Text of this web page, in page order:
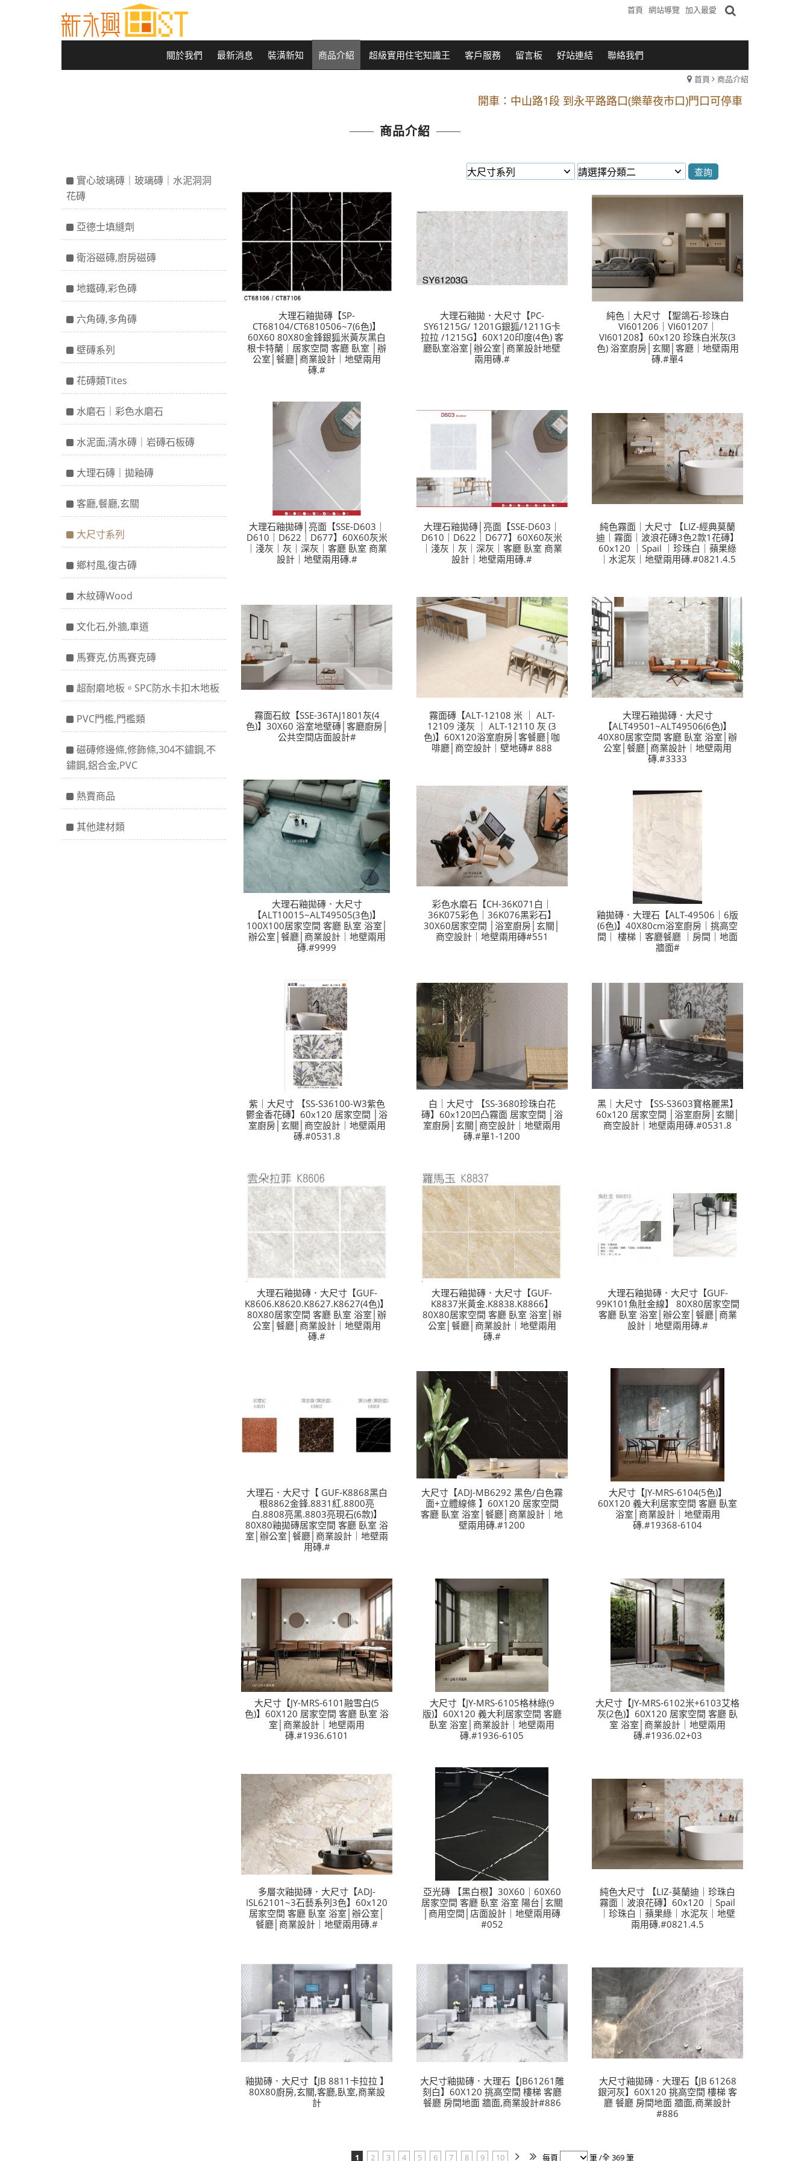
首頁 網站導覽 加入最愛
關於我們 最新消息 裝潢新知 商品介紹 超級實用住宅知識王 客戶服務 留言板 好站連結 聯絡我們
首頁 商品介紹
開車：中山路1段 到永平路路口(樂華夜市口)門口可停車
捷運： 中和線【頂溪站 2 號出口】往中山路1段139號約10分鐘
原Line已滿 無法加Line好友 請親愛的客戶加入 LINE官方帳號@a0975005573
捷運： 中和線【頂溪站 2 號出口】往中山路1段139號約10分鐘
原Line已滿 無法加Line好友 請親愛的客戶加入 LINE官方帳號@a0975005573
商品介紹
實心玻璃磚｜玻璃磚｜水泥洞洞
花磚
亞德士填縫劑
衛浴磁磚,廚房磁磚
地鐵磚,彩色磚
六角磚,多角磚
壁磚系列
花磚類Tites
水磨石｜彩色水磨石
水泥面,清水磚｜岩磚石板磚
大理石磚｜拋釉磚
客廳,餐廳,玄關
大尺寸系列
鄉村風,復古磚
木紋磚Wood
文化石,外牆,車道
馬賽克,仿馬賽克磚
超耐磨地板。SPC防水卡扣木地板
PVC門檻,門檻類
磁磚修邊條,修飾條,304不鏽鋼,不
鏽鋼,鋁合金,PVC
熱賣商品
其他建材類
大理石釉拋磚【SP-
CT68104/CT6810506~7(6色)】
60X60 80X80金鋒銀狐米黃灰黑白
根卡特蘭｜居家空間 客廳 臥室 │辦
公室│餐廳│商業設計｜地壁兩用
磚.#
大理石釉拋．大尺寸【PC-
SY61215G/ 1201G銀狐/1211G卡
拉拉 /1215G】60X120印度(4色) 客
廳臥室浴室│辦公室│商業設計地壁
兩用磚.#
純色｜大尺寸 【聖鴿石-珍珠白
VI601206｜VI601207｜
VI601208】60x120 珍珠白米灰(3
色) 浴室廚房│玄關│客廳｜地壁兩用
磚.#單4
大理石釉拋磚│亮面【SSE-D603｜
D610｜D622｜D677】60X60灰米
｜淺灰｜灰｜深灰｜客廳 臥室 商業
設計｜地壁兩用磚.#
大理石釉拋磚│亮面【SSE-D603｜
D610｜D622｜D677】60X60灰米
｜淺灰｜灰｜深灰｜客廳 臥室 商業
設計｜地壁兩用磚.#
純色霧面｜大尺寸 【LIZ-經典莫蘭
迪｜霧面｜波浪花磚3色2款1花磚】
60x120 ｜Spail ｜珍珠白｜蘋果綠
｜水泥灰｜地壁兩用磚.#0821.4.5
霧面石紋【SSE-36TAJ1801灰(4
色)】30X60 浴室地壁磚│客廳廚房│
公共空間店面設計#
霧面磚【ALT-12108 米 ｜ ALT-
12109 淺灰 ｜ ALT-12110 灰 (3
色)】60X120浴室廚房│客餐廳│咖
啡廳│商空設計｜壁地磚# 888
大理石釉拋磚．大尺寸
【ALT49501~ALT49506(6色)】
40X80居家空間 客廳 臥室 浴室│辦
公室│餐廳│商業設計｜地壁兩用
磚.#3333
大理石釉拋磚．大尺寸
【ALT10015~ALT49505(3色)】
100X100居家空間 客廳 臥室 浴室│
辦公室│餐廳│商業設計｜地壁兩用
磚.#9999
彩色水磨石【CH-36K071白｜
36K075彩色｜36K076黑彩石】
30X60居家空間 │浴室廚房│玄關│
商空設計｜地壁兩用磚#551
釉拋磚．大理石【ALT-49506｜6版
(6色)】40X80cm浴室廚房｜挑高空
間｜ 樓梯｜客廳餐廳 ｜房間｜地面
牆面#
紫｜大尺寸 【SS-S36100-W3紫色
鬱金香花磚】60x120 居家空間 │浴
室廚房│玄關│商空設計｜地壁兩用
磚.#0531.8
白｜大尺寸 【SS-3680珍珠白花
磚】60x120凹凸霧面 居家空間 │浴
室廚房│玄關│商空設計｜地壁兩用
磚.#單1-1200
黑｜大尺寸 【SS-S3603寶格麗黑】
60x120 居家空間 │浴室廚房│玄關│
商空設計｜地壁兩用磚.#0531.8
大理石釉拋磚．大尺寸【GUF-
K8606.K8620.K8627.K8627(4色)】
80X80居家空間 客廳 臥室 浴室│辦
公室│餐廳│商業設計｜地壁兩用
磚.#
大理石釉拋磚．大尺寸【GUF-
K8837米黃金.K8838.K8866】
80X80居家空間 客廳 臥室 浴室│辦
公室│餐廳│商業設計｜地壁兩用
磚.#
大理石釉拋磚．大尺寸【GUF-
99K101魚肚金線】 80X80居家空間
客廳 臥室 浴室│辦公室│餐廳│商業
設計｜地壁兩用磚.#
大理石．大尺寸【 GUF-K8868黑白
根8862金鋒.8831紅.8800亮
白.8808亮黑.8803亮現石(6款)】
80X80釉拋磚居家空間 客廳 臥室 浴
室│辦公室│餐廳│商業設計｜地壁兩
用磚.#
大尺寸【ADJ-MB6292 黑色/白色霧
面+立體線條 】60X120 居家空間
客廳 臥室 浴室│餐廳│商業設計｜地
壁兩用磚.#1200
大尺寸【JY-MRS-6104(5色)】
60X120 義大利居家空間 客廳 臥室
浴室│商業設計｜地壁兩用
磚.#19368-6104
大尺寸【JY-MRS-6101融雪白(5
色)】60X120 居家空間 客廳 臥室 浴
室│商業設計｜地壁兩用
磚.#1936.6101
大尺寸【JY-MRS-6105格林綠(9
版)】60X120 義大利居家空間 客廳
臥室 浴室│商業設計｜地壁兩用
磚.#1936-6105
大尺寸【JY-MRS-6102米+6103艾格
灰(2色)】60X120 居家空間 客廳 臥
室 浴室│商業設計｜地壁兩用
磚.#1936.02+03
多層次釉拋磚．大尺寸【ADJ-
ISL62101~3石藝系列3色】60x120
居家空間 客廳 臥室 浴室│辦公室│
餐廳│商業設計｜地壁兩用磚.#
亞光磚 【黑白根】30X60｜60X60
居家空間 客廳 臥室 浴室 陽台│玄關
│商用空間│店面設計｜地壁兩用磚
#052
純色大尺寸 【LIZ-莫蘭迪｜珍珠白
霧面｜波浪花磚】60x120 ｜Spail
｜珍珠白｜蘋果綠｜水泥灰｜地壁
兩用磚.#0821.4.5
釉拋磚．大尺寸【JB 8811卡拉拉 】
80X80廚房,玄關,客廳,臥室,商業設
計
大尺寸釉拋磚．大理石【JB61261雕
刻白】60X120 挑高空間 樓梯 客廳
餐廳 房間地面 牆面,商業設計#886
大尺寸釉拋磚．大理石【JB 61268
銀河灰】60X120 挑高空間 樓梯 客
廳 餐廳 房間地面 牆面,商業設計
#886
1 2 3 4 5 6 7 8 9 10 每頁 筆 /全 369 筆